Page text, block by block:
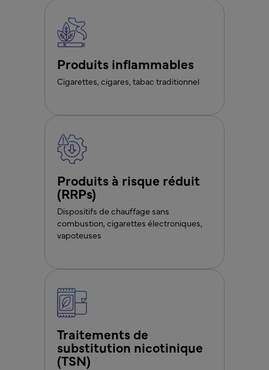
Produits inflammables
Cigarettes, cigares, tabac traditionnel
Produits à risque réduit
(RRPs)
Dispositifs de chauffage sans
combustion, cigarettes électroniques,
vapoteuses
Traitements de
substitution nicotinique
(TSN)